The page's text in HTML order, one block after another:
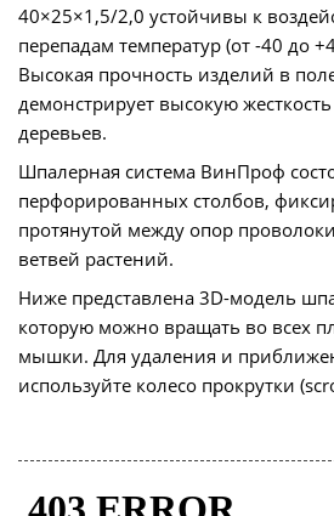
40×25×1,5/2,0 устойчивы к
перепадам температур (от -40 до
Высокая прочность изделий в
демонстрирует высокую
деревьев.
Шпалерная система ВинПроф
перфорированных столбов,
протянутой между опор
ветвей растений.
Ниже представлена 3D-модель
которую можно вращать во всех
мышки. Для удаления и
используйте колесо прокрутки